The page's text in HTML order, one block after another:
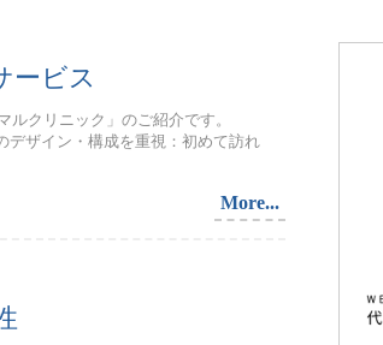
ービス
ルクリニック」のご紹介です。
ザイン・構成を重視：初めて訪れ
More...